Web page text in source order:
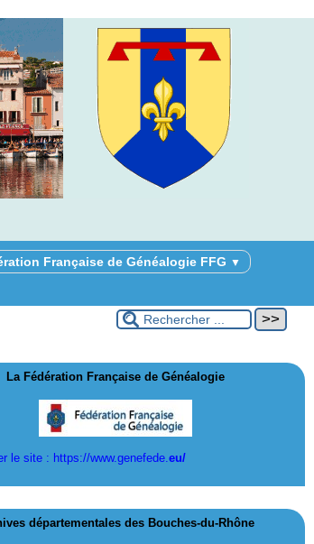
Française de Généalogie FFG ▼
La Fédération Française de Généalogie
le site : https://www.genefede.eu/
départementales des Bouches-du-Rhône